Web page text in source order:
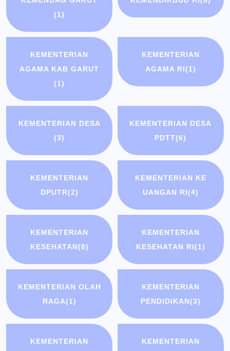
(1)
KEMENTERIAN
AGAMA KAB GARUT
(1)
KEMENTERIAN
AGAMA RI(1)
KEMENTERIAN DESA
(3)
KEMENTERIAN DESA
PDTT(6)
KEMENTERIAN
DPUTR(2)
KEMENTERIAN KE
UANGAN RI(4)
KEMENTERIAN
KESEHATAN(8)
KEMENTERIAN
KESEHATAN RI(1)
KEMENTERIAN OLAH
RAGA(1)
KEMENTERIAN
PENDIDIKAN(3)
KEMENTERIAN
KEMENTERIAN